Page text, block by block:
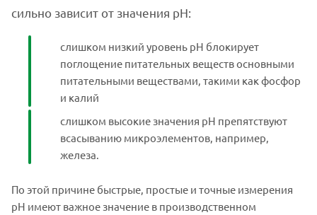
сильно зависит от значения рН:
слишком низкий уровень pH блокирует
поглощение питательных веществ основными
питательными веществами, такими как фосфор
и калий
слишком высокие значения рН препятствуют
всасыванию микроэлементов, например,
железа.
По этой причине быстрые, простые и точные измерения
pH имеют важное значение в производственном